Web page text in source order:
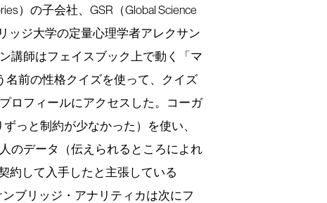
）の子会社、GSR（Global Science
ッジ大学の定量心理学者アレクサン
講師はフェイスブック上で動く「マ
名前の性格クイズを使って、クイズ
ロフィールにアクセスした。コーガ
っと制約が少なかった）を使い、
のデータ（伝えられるところによれ
約して入手したと主張している
ブリッジ・アナリティカは次にフ